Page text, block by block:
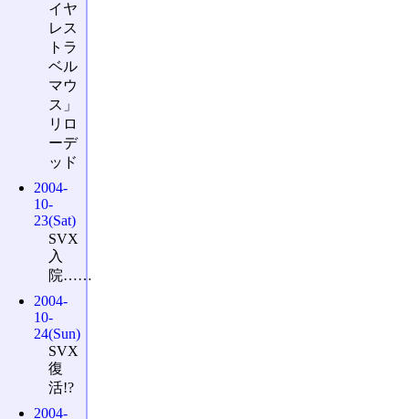
イヤ
レス
トラ
ベル
マウ
ス」
リロ
ーデ
ッド
2004-
10-
23(Sat)
SVX
入
院……
2004-
10-
24(Sun)
SVX
復
活!?
2004-